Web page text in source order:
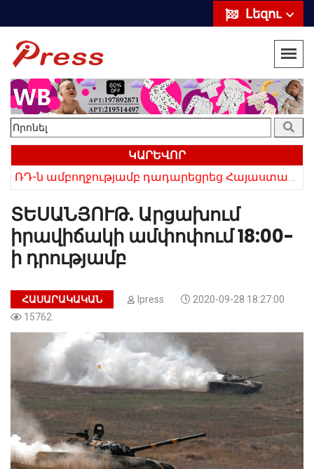
Լեզու
ԿԱՐԵՎՈՐ
ՏԵՍԱՆՅՈՒԹ. Արցախում
իրավիճակի ամփոփում 18:00-
ի դրությամբ
ՀԱՍԱՐԱԿԱԿԱՆ Ipress
2020-09-28 18:27:00
15762